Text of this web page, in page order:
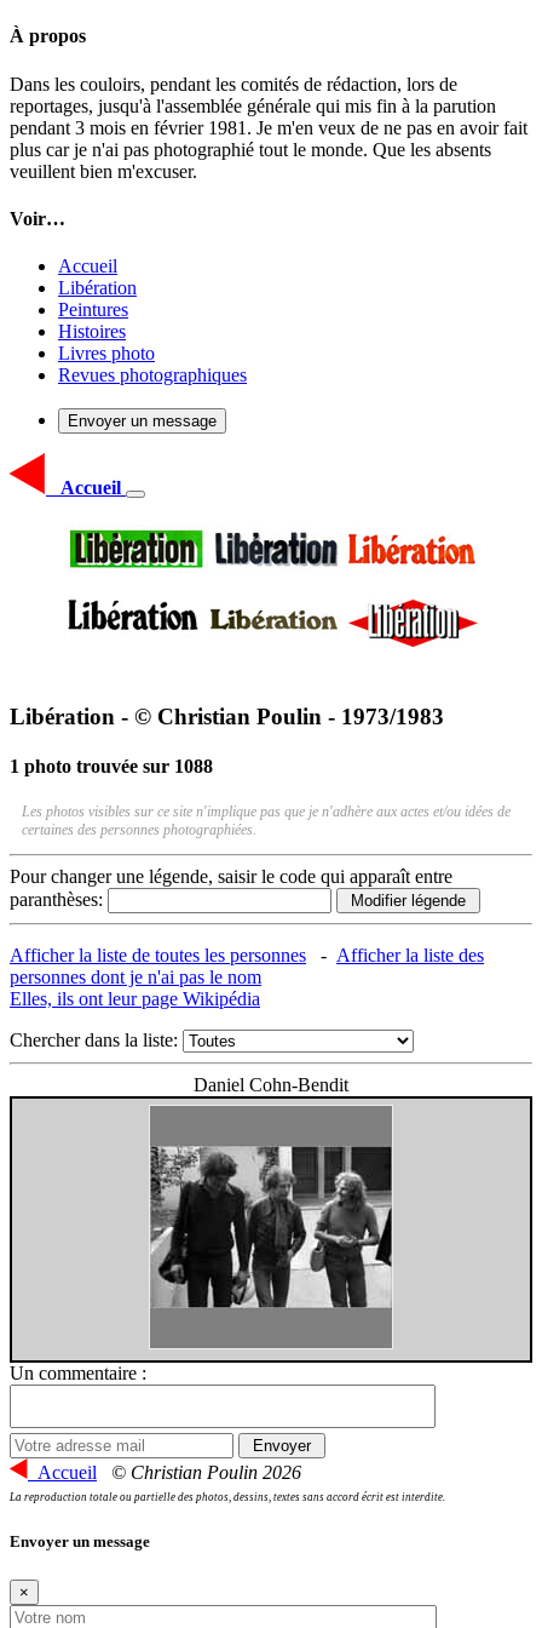
À propos
Dans les couloirs, pendant les comités de rédaction, lors de
reportages, jusqu'à l'assemblée générale qui mis fin à la parution
pendant 3 mois en février 1981. Je m'en veux de ne pas en avoir fait
plus car je n'ai pas photographié tout le monde. Que les absents
veuillent bien m'excuser.
Voir…
Accueil
Libération
Peintures
Histoires
Livres photo
Revues photographiques
Envoyer un message
Accueil
Libération - © Christian Poulin - 1973/1983
1 photo trouvée sur 1088
Les photos visibles sur ce site n'implique pas que je n'adhère aux actes et/ou idées de
certaines des personnes photographiées.
Pour changer une légende, saisir le code qui apparaît entre
paranthèses:
Afficher la liste de toutes les personnes - Afficher la liste des
personnes dont je n'ai pas le nom
Elles, ils ont leur page Wikipédia
Chercher dans la liste:
Daniel Cohn-Bendit
Un commentaire :
Accueil © Christian Poulin 2026
La reproduction totale ou partielle des photos, dessins, textes sans accord écrit est interdite.
Envoyer un message
×